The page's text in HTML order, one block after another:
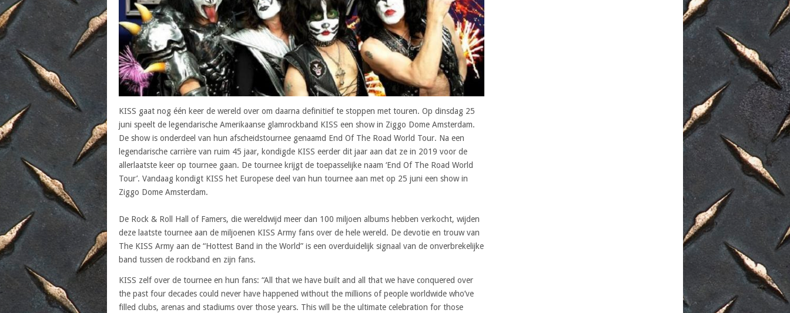
KISS gaat nog één keer de wereld over om daarna definitief te stoppen met touren. Op dinsdag 25
juni speelt de legendarische Amerikaanse glamrockband KISS een show in Ziggo Dome Amsterdam.
De show is onderdeel van hun afscheidstournee genaamd End Of The Road World Tour. Na een
legendarische carrière van ruim 45 jaar, kondigde KISS eerder dit jaar aan dat ze in 2019 voor de
allerlaatste keer op tournee gaan. De tournee krijgt de toepasselijke naam ‘End Of The Road World
Tour’. Vandaag kondigt KISS het Europese deel van hun tournee aan met op 25 juni een show in
Ziggo Dome Amsterdam.
De Rock & Roll Hall of Famers, die wereldwijd meer dan 100 miljoen albums hebben verkocht, wijden
deze laatste tournee aan de miljoenen KISS Army fans over de hele wereld. De devotie en trouw van
The KISS Army aan de “Hottest Band in the World” is een overduidelijk signaal van de onverbrekelijke
band tussen de rockband en zijn fans.
KISS zelf over de tournee en hun fans: “All that we have built and all that we have conquered over
the past four decades could never have happened without the millions of people worldwide who’ve
filled clubs, arenas and stadiums over those years. This will be the ultimate celebration for those